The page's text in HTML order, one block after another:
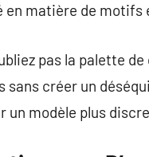
en matière de
pas la palette
sans créer un
un modèle plus